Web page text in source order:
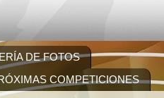
DE FOTOS
COMPETICIONES